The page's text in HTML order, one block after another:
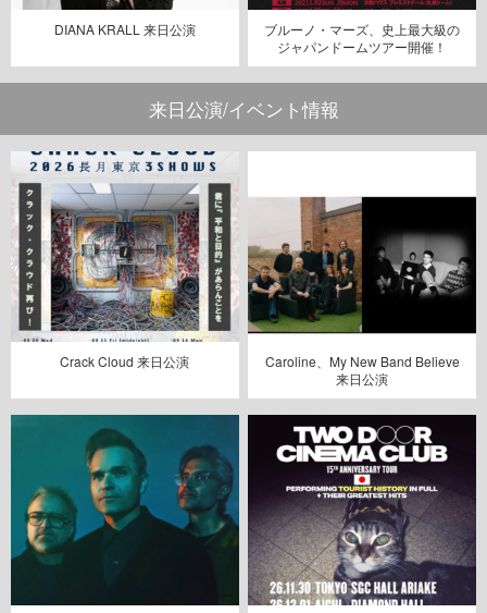
DIANA KRALL 来日公演
ブルーノ・マーズ、史上最大級の
ジャパンドームツアー開催！
来日公演/イベント情報
Crack Cloud 来日公演
Caroline、My New Band Believe
来日公演